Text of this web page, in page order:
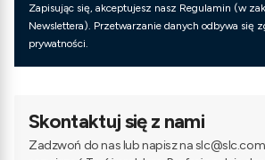
Zapisując się, akceptujesz nasz Regulamin (w
Newslettera). Przetwarzanie danych odbywa się
prywatności.
Skontaktuj się z nami
Zadzwoń do nas lub napisz na